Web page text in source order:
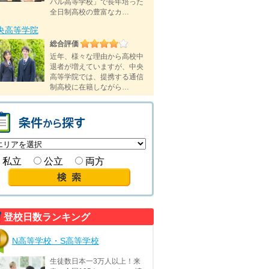
バル高等学校」で長年培った
全日制高校の豊富なカ…
高等学院
総合評価
近年、様々な理由から高校中
退者が増えていますが、中央
高等学院では、提携する通信
制高校に在籍しながら…
私立 公立 両方
登校日数ランキング
N高等学校・S高等学校
生徒数日本一3万人以上！来